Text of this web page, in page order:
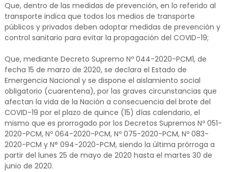
Que, dentro de las medidas de prevención, en lo referido al
transporte indica que todos los medios de transporte
públicos y privados deben adoptar medidas de prevención y
control sanitario para evitar la propagación del COVID-19;
Que, mediante Decreto Supremo Nº 044-2020-PCM1, de
fecha 15 de marzo de 2020, se declara el Estado de
Emergencia Nacional y se dispone el aislamiento social
obligatorio (cuarentena), por las graves circunstancias que
afectan la vida de la Nación a consecuencia del brote del
COVID-19 por el plazo de quince (15) días calendario, el
mismo que es prorrogado por los Decretos Supremos Nº 051-
2020-PCM, Nº 064-2020-PCM, Nº 075-2020-PCM, Nº 083-
2020-PCM y N° 094-2020-PCM, siendo la última prórroga a
partir del lunes 25 de mayo de 2020 hasta el martes 30 de
junio de 2020.